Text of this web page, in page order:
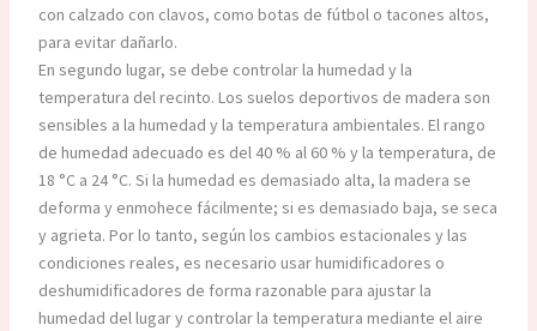
con calzado con clavos, como botas de fútbol o tacones altos,
para evitar dañarlo.
En segundo lugar, se debe controlar la humedad y la
temperatura del recinto. Los suelos deportivos de madera son
sensibles a la humedad y la temperatura ambientales. El rango
de humedad adecuado es del 40 % al 60 % y la temperatura, de
18 °C a 24 °C. Si la humedad es demasiado alta, la madera se
deforma y enmohece fácilmente; si es demasiado baja, se seca
y agrieta. Por lo tanto, según los cambios estacionales y las
condiciones reales, es necesario usar humidificadores o
deshumidificadores de forma razonable para ajustar la
humedad del lugar y controlar la temperatura mediante el aire